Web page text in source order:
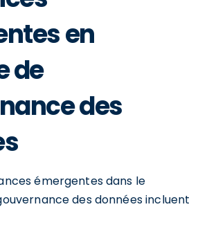
en
de
des
émergentes dans le
des données incluent